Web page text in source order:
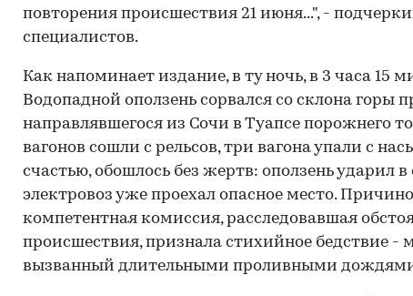
повторения происшествия 21 июня...", -
специалистов.
Как напоминает издание, в ту ночь, в 3 часа 15
Водопадной оползень сорвался со склона горы
направлявшегося из Сочи в Туапсе порожнего
вагонов сошли с рельсов, три вагона упали с
счастью, обошлось без жертв: оползень ударил в
электровоз уже проехал опасное место.
компетентная комиссия, расследовавшая
происшествия, признала стихийное бедствие -
вызванный длительными проливными